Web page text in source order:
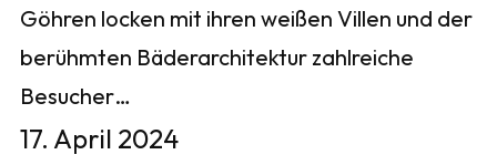
Göhren locken mit ihren weißen Villen und der
berühmten Bäderarchitektur zahlreiche
Besucher…
17. April 2024